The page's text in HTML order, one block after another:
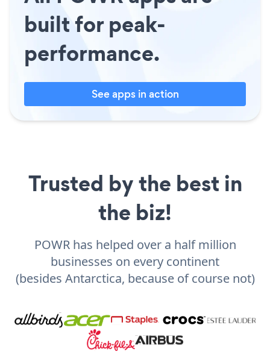
built for peak-
performance.
See apps in action
Trusted by the best in
the biz!
POWR has helped over a half million
businesses on every continent
(besides Antarctica, because of course not)